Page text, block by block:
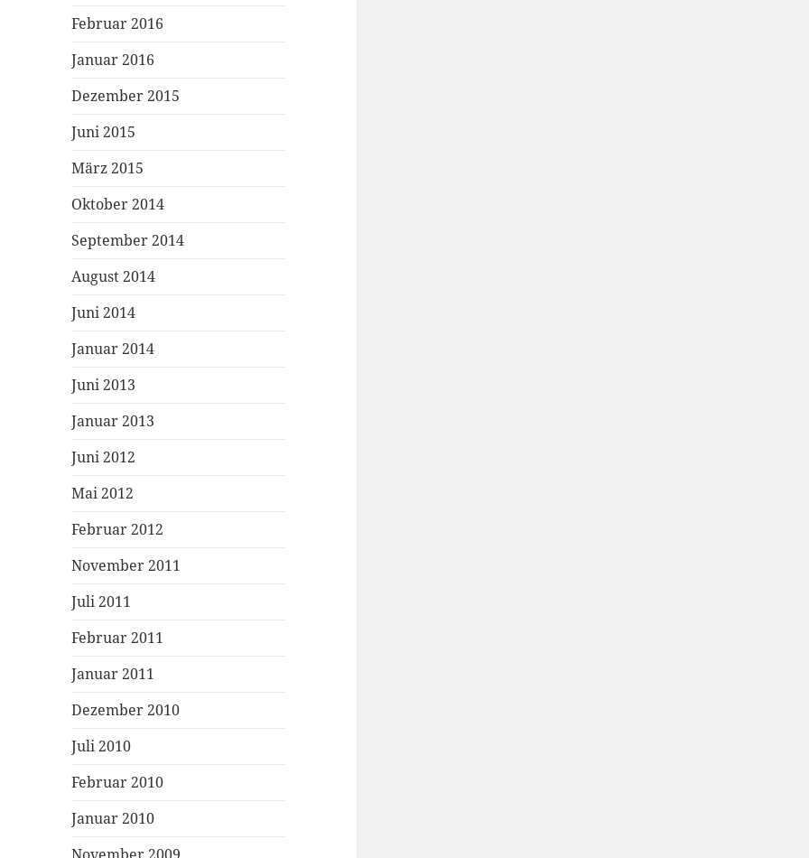
Februar 2016
Januar 2016
Dezember 2015
Juni 2015
März 2015
Oktober 2014
September 2014
August 2014
Juni 2014
Januar 2014
Juni 2013
Januar 2013
Juni 2012
Mai 2012
Februar 2012
November 2011
Juli 2011
Februar 2011
Januar 2011
Dezember 2010
Juli 2010
Februar 2010
Januar 2010